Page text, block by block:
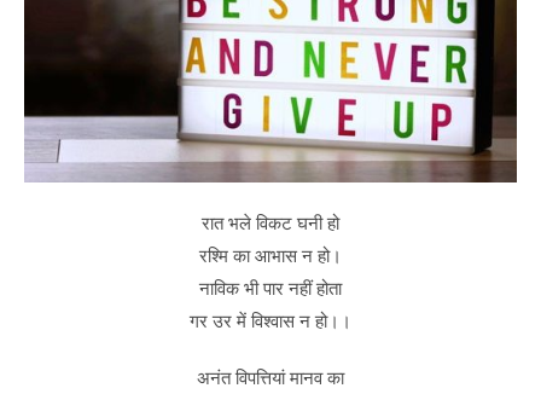
रात भले विकट घनी हो
रश्मि का आभास न हो।
नाविक भी पार नहीं होता
गर उर में विश्वास न हो।।
अनंत विपत्तियां मानव का